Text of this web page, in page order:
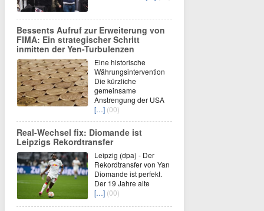
Bessents Aufruf zur Erweiterung von
FIMA: Ein strategischer Schritt
inmitten der Yen-Turbulenzen
Eine historische
Währungsintervention
Die kürzliche
gemeinsame
Anstrengung der USA
[…] (00)
Real-Wechsel fix: Diomande ist
Leipzigs Rekordtransfer
Leipzig (dpa) - Der
Rekordtransfer von Yan
Diomande ist perfekt.
Der 19 Jahre alte
[…] (00)